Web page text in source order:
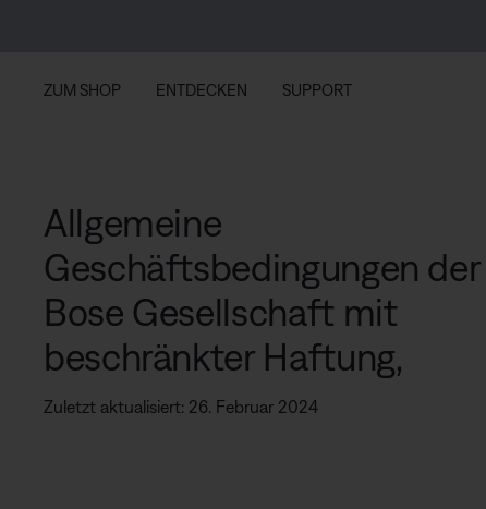
ZUM SHOP ENTDECKEN SUPPORT
Allgemeine
Geschäftsbedingungen der
Bose Gesellschaft mit
beschränkter Haftung,
Zuletzt aktualisiert: 26. Februar 2024